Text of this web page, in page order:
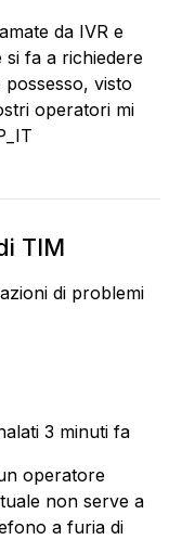
da IVR e
fa a richiedere
visto
operatori mi
TIM
di problemi
3 minuti fa
operatore
non serve a
a furia di